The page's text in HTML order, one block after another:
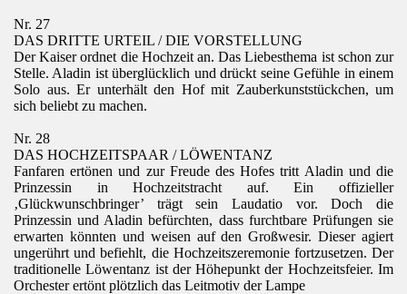
Nr. 27
DAS DRITTE URTEIL / DIE VORSTELLUNG
Der Kaiser ordnet die Hochzeit an. Das Liebesthema ist schon zur
Stelle. Aladin ist überglücklich und drückt seine Gefühle in einem
Solo aus. Er unterhält den Hof mit Zauberkunststückchen, um
sich beliebt zu machen.
Nr. 28
DAS HOCHZEITSPAAR / LÖWENTANZ
Fanfaren ertönen und zur Freude des Hofes tritt Aladin und die
Prinzessin in Hochzeitstracht auf. Ein offizieller
‚Glückwunschbringer’ trägt sein Laudatio vor. Doch die
Prinzessin und Aladin befürchten, dass furchtbare Prüfungen sie
erwarten könnten und weisen auf den Großwesir. Dieser agiert
ungerührt und befiehlt, die Hochzeitszeremonie fortzusetzen. Der
traditionelle Löwentanz ist der Höhepunkt der Hochzeitsfeier. Im
Orchester ertönt plötzlich das Leitmotiv der Lampe